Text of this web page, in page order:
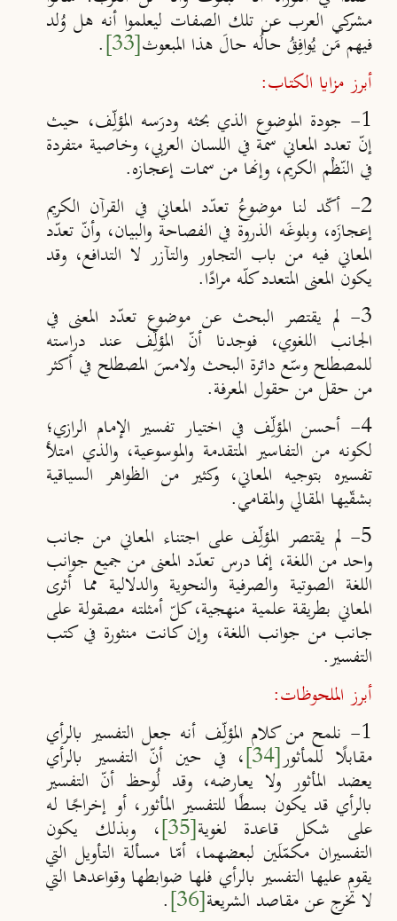
مشركي العرب عن تلك الصفات ليعلموا أنه هل وُلد
فيهم مَن يُوافِقُ حالُه حالَ هذا المبعوث[33]
.
أبرز مزايا الكتاب:
1- جودة الموضوع الذي بحثه ودرَسه المؤلِّف، حيث
إنّ تعدد المعاني سمة في اللسان العربي، وخاصية متفردة
في النّظْم الكريم، وإنها من سمات إعجازه.
2- أكّد لنا موضوعُ تعدّد المعاني في القرآن الكريم
إعجازَه، وبلوغَه الذروة في الفصاحة والبيان، وأنّ تعدّد
المعاني فيه من باب التجاور والتآزر لا التدافع، وقد
يكون المعنى المتعدد كلّه مرادًا.
3- لم يقتصر البحث عن موضوع تعدّد المعنى في
الجانب اللغوي، فوجدنا أنّ المؤلِّف عند دراسته
للمصطلح وسّع دائرة البحث ولامسَ المصطلح في أكثر
من حقل من حقول المعرفة.
4- أحسن المؤلِّف في اختيار تفسير الإمام الرازي؛
لكونه من التفاسير المتقدمة والموسوعية، والذي امتلأ
تفسيره بتوجيه المعاني، وكثير من الظواهر السياقية
بشقّيها المقالي والمقامي.
5- لم يقتصر المؤلِّف على اجتناء المعاني من جانب
واحد من اللغة، إنما درس تعدّد المعنى من جميع جوانب
اللغة الصوتية والصرفية والنحوية والدلالية مما أثرى
المعاني بطريقة علمية منهجية، كلّ أمثلته مصقولة على
جانب من جوانب اللغة، وإن كانت منثورة في كتب
التفسير.
أبرز الملحوظات:
1- نلمح من كلام المؤلِّف أنه جعل التفسير بالرأي
مقابلًا للمأثور[34] ، في حين أنّ التفسير بالرأي
يعضد المأثور ولا يعارضه، وقد لُوحظ أنّ التفسير
بالرأي قد يكون بسطًا للتفسير المأثور، أو إخراجًا له
على شكل قاعدة لغوية[35] ، وبذلك يكون
التفسيران مكمّلَين لبعضهما، أمّا مسألة التأويل التي
يقوم عليها التفسير بالرأي فلها ضوابطها وقواعدها التي
لا تخرج عن مقاصد الشريعة[36]
.